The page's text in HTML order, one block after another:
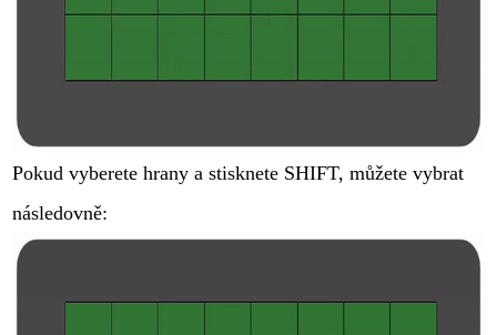
Pokud vyberete hrany a stisknete SHIFT, můžete vybrat
následovně: